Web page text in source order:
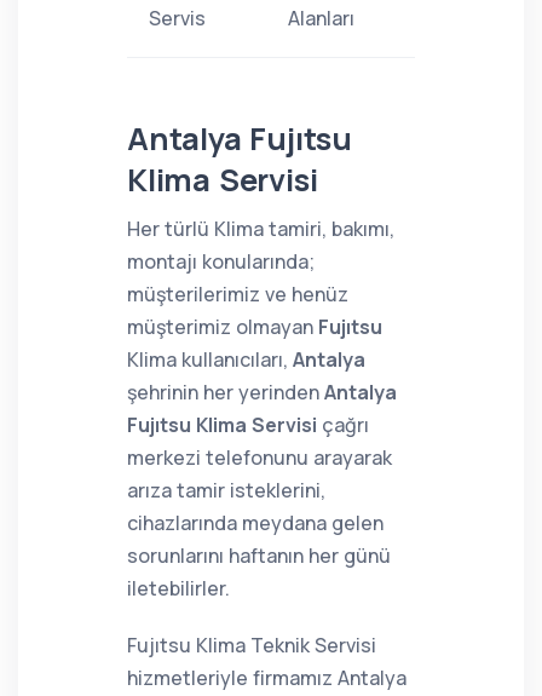
Servis
Alanları
Antalya Fujıtsu
Klima Servisi
Her türlü Klima tamiri, bakımı,
montajı konularında;
müşterilerimiz ve henüz
müşterimiz olmayan Fujıtsu
Klima kullanıcıları, Antalya
şehrinin her yerindenAntalya
Fujıtsu Klima Servisi çağrı
merkezi telefonunu arayarak
arıza tamir isteklerini,
cihazlarında meydana gelen
sorunlarını haftanın her günü
iletebilirler.
Fujıtsu Klima Teknik Servisi
hizmetleriyle firmamız Antalya